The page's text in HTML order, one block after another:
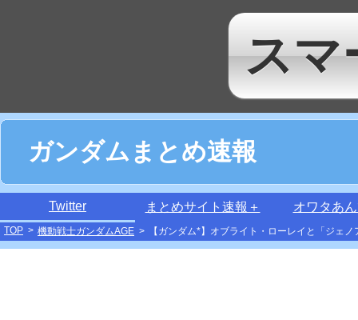
スマ
ガンダムまとめ速報
Twitter まとめサイト速報＋ オワタあ
TOP > 機動戦士ガンダムAGE > 【ガンダム*】オブライト・ローレイと「ジェ